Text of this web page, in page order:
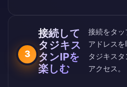
3
接続して
タジキス
タンIPを
楽しむ
接続をタ
アドレス
タジキス
アクセス。